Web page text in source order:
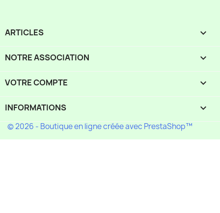
ARTICLES 
NOTRE ASSOCIATION 
VOTRE COMPTE 
INFORMATIONS keyboard_arrow_down
© 2026 - Boutique en ligne créée avec PrestaShop™